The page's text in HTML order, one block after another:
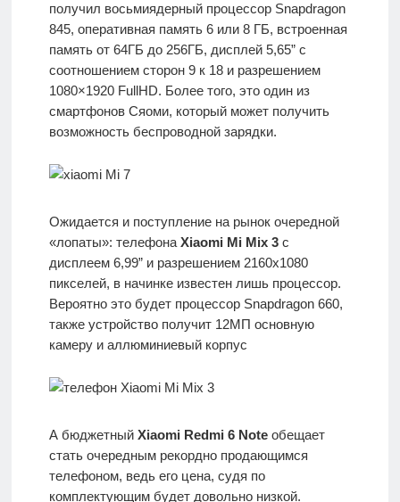
получил восьмиядерный процессор Snapdragon
845, оперативная память 6 или 8 ГБ, встроенная
память от 64ГБ до 256ГБ, дисплей 5,65” с
соотношением сторон 9 к 18 и разрешением
1080×1920 FullHD. Более того, это один из
смартфонов Сяоми, который может получить
возможность беспроводной зарядки.
Ожидается и поступление на рынок очередной
«лопаты»: телефона Xiaomi Mi Mix 3с
дисплеем 6,99” и разрешением 2160х1080
пикселей, в начинке известен лишь процессор.
Вероятно это будет процессор Snapdragon 660,
также устройство получит 12МП основную
камеру и аллюминиевый корпус
А бюджетныйXiaomi Redmi 6 Noteобещает
стать очередным рекордно продающимся
телефоном, ведь его цена, судя по
комплектующим будет довольно низкой.